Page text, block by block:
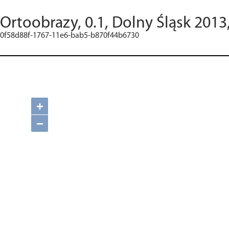
Ortoobrazy, 0.1, Dolny Śląsk
0f58d88f-1767-11e6-bab5-b870f44b6730
+
−